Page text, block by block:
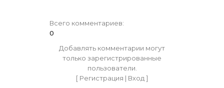
Всего комментариев:
0
Добавлять комментарии могут
только зарегистрированные
пользователи.
[ Регистрация | Вход]